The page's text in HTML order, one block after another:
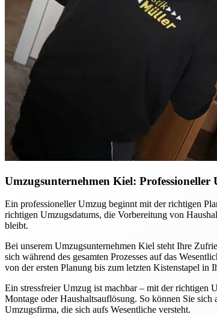
Umzugsunternehmen Kiel: Professioneller
Ein professioneller Umzug beginnt mit der richtigen
richtigen Umzugsdatums, die Vorbereitung von
bleibt.
Bei unserem Umzugsunternehmen Kiel steht Ihre
sich während des gesamten Prozesses auf das
von der ersten Planung bis zum letzten Kistenstapel in
Ein stressfreier Umzug ist machbar – mit der richtigen
Montage oder Haushaltsauflösung. So können Sie
Umzugsfirma, die sich aufs Wesentliche versteht.